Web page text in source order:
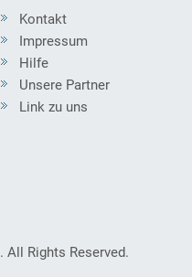
Kontakt
Impressum
Hilfe
Unsere Partner
Link zu uns
. All Rights Reserved.